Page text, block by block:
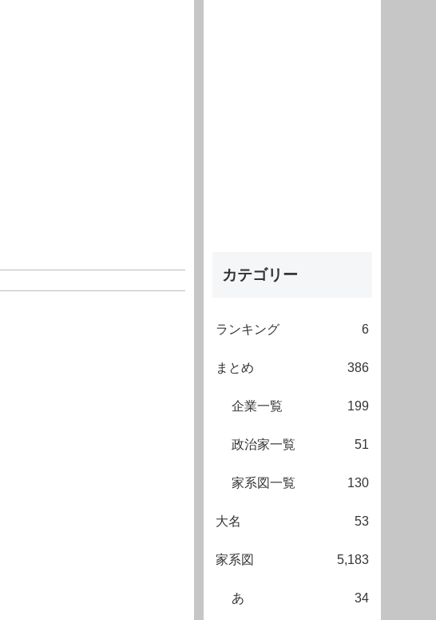
カテゴリー
ランキング 6
まとめ 386
企業一覧 199
政治家一覧 51
家系図一覧 130
大名 53
家系図 5,183
あ 34